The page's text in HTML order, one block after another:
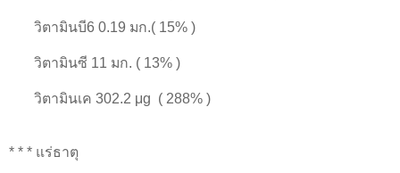
วิตามินบี6 0.19 มก.( 15% )
วิตามินซี 11 มก. ( 13% )
วิตามินเค 302.2 μg ( 288% )
* * * แร่ธาตุ